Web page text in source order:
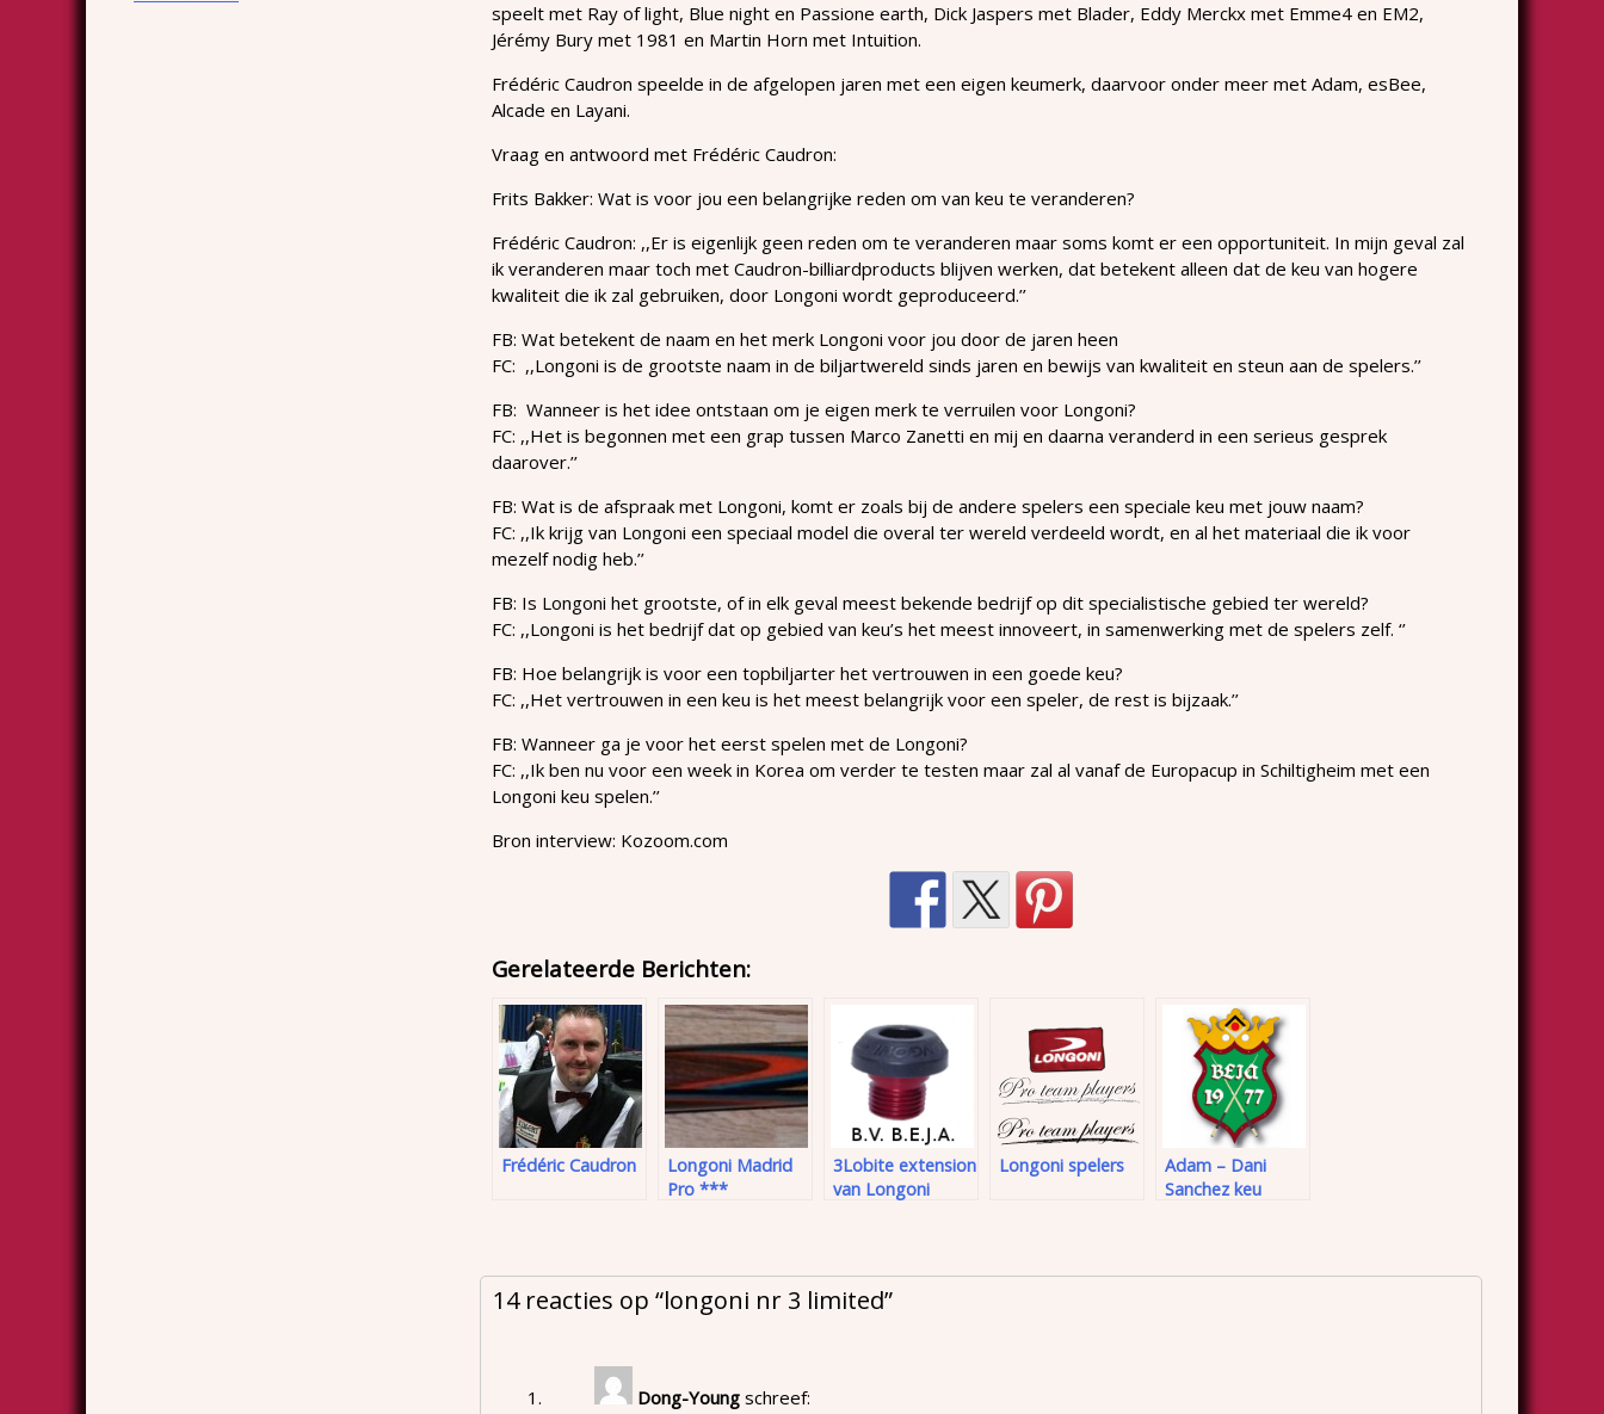
speelt met Ray of light, Blue night en Passione earth, Dick Jaspers met Blader, Eddy Merckx met Emme4 en EM2,
Jérémy Bury met 1981 en Martin Horn met Intuition.
Frédéric Caudron speelde in de afgelopen jaren met een eigen keumerk, daarvoor onder meer met Adam, esBee,
Alcade en Layani.
Vraag en antwoord met Frédéric Caudron:
Frits Bakker: Wat is voor jou een belangrijke reden om van keu te veranderen?
Frédéric Caudron: ,,Er is eigenlijk geen reden om te veranderen maar soms komt er een opportuniteit. In mijn geval zal
ik veranderen maar toch met Caudron-billiardproducts blijven werken, dat betekent alleen dat de keu van hogere
kwaliteit die ik zal gebruiken, door Longoni wordt geproduceerd.’’
FB: Wat betekent de naam en het merk Longoni voor jou door de jaren heen
FC: ,,Longoni is de grootste naam in de biljartwereld sinds jaren en bewijs van kwaliteit en steun aan de spelers.’’
FB: Wanneer is het idee ontstaan om je eigen merk te verruilen voor Longoni?
FC: ,,Het is begonnen met een grap tussen Marco Zanetti en mij en daarna veranderd in een serieus gesprek
daarover.’’
FB: Wat is de afspraak met Longoni, komt er zoals bij de andere spelers een speciale keu met jouw naam?
FC: ,,Ik krijg van Longoni een speciaal model die overal ter wereld verdeeld wordt, en al het materiaal die ik voor
mezelf nodig heb.’’
FB: Is Longoni het grootste, of in elk geval meest bekende bedrijf op dit specialistische gebied ter wereld?
FC: ,,Longoni is het bedrijf dat op gebied van keu’s het meest innoveert, in samenwerking met de spelers zelf. ‘’
FB: Hoe belangrijk is voor een topbiljarter het vertrouwen in een goede keu?
FC: ,,Het vertrouwen in een keu is het meest belangrijk voor een speler, de rest is bijzaak.’’
FB: Wanneer ga je voor het eerst spelen met de Longoni?
FC: ,,Ik ben nu voor een week in Korea om verder te testen maar zal al vanaf de Europacup in Schiltigheim met een
Longoni keu spelen.’’
Bron interview: Kozoom.com
Gerelateerde Berichten:
Frédéric Caudron
Longoni Madrid
Pro ***
3Lobite extension
van Longoni
Longoni spelers
Adam – Dani
Sanchez keu
14 reacties op “longoni nr 3 limited”
Dong-Young schreef: